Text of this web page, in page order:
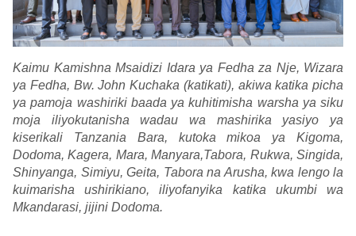
Kaimu Kamishna Msaidizi Idara ya Fedha za Nje, Wizara
ya Fedha, Bw. John Kuchaka (katikati), akiwa katika picha
ya pamoja washiriki baada ya kuhitimisha warsha ya siku
moja iliyokutanisha wadau wa mashirika yasiyo ya
kiserikali Tanzania Bara, kutoka mikoa ya Kigoma,
Dodoma, Kagera, Mara, Manyara,Tabora, Rukwa, Singida,
Shinyanga, Simiyu, Geita, Tabora na Arusha, kwa lengo la
kuimarisha ushirikiano, iliyofanyika katika ukumbi wa
Mkandarasi, jijini Dodoma.